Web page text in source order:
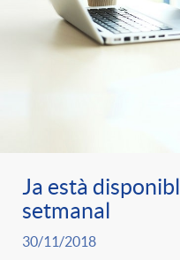
Ja està
setmanal
30/11/2018